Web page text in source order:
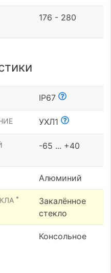
176 - 280
IP67
УХЛ1
-65 ... +40
Алюминий
*
Закалённое
стекло
Консольное